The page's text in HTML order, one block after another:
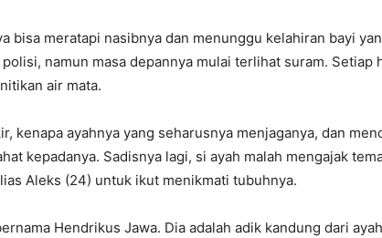
bisa meratapi nasibnya dan menunggu kelahiran bayi
namun masa depannya mulai terlihat suram. Setiap
air mata.
kenapa ayahnya yang seharusnya menjaganya, dan
kepadanya. Sadisnya lagi, si ayah malah mengajak
Aleks (24) untuk ikut menikmati tubuhnya.
Hendrikus Jawa. Dia adalah adik kandung dari